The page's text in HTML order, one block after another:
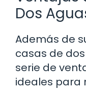
Dos
Además de
casas de
serie de
ideales para